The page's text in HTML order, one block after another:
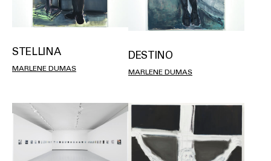
STELLINA
MARLENE DUMAS
DESTINO
MARLENE DUMAS